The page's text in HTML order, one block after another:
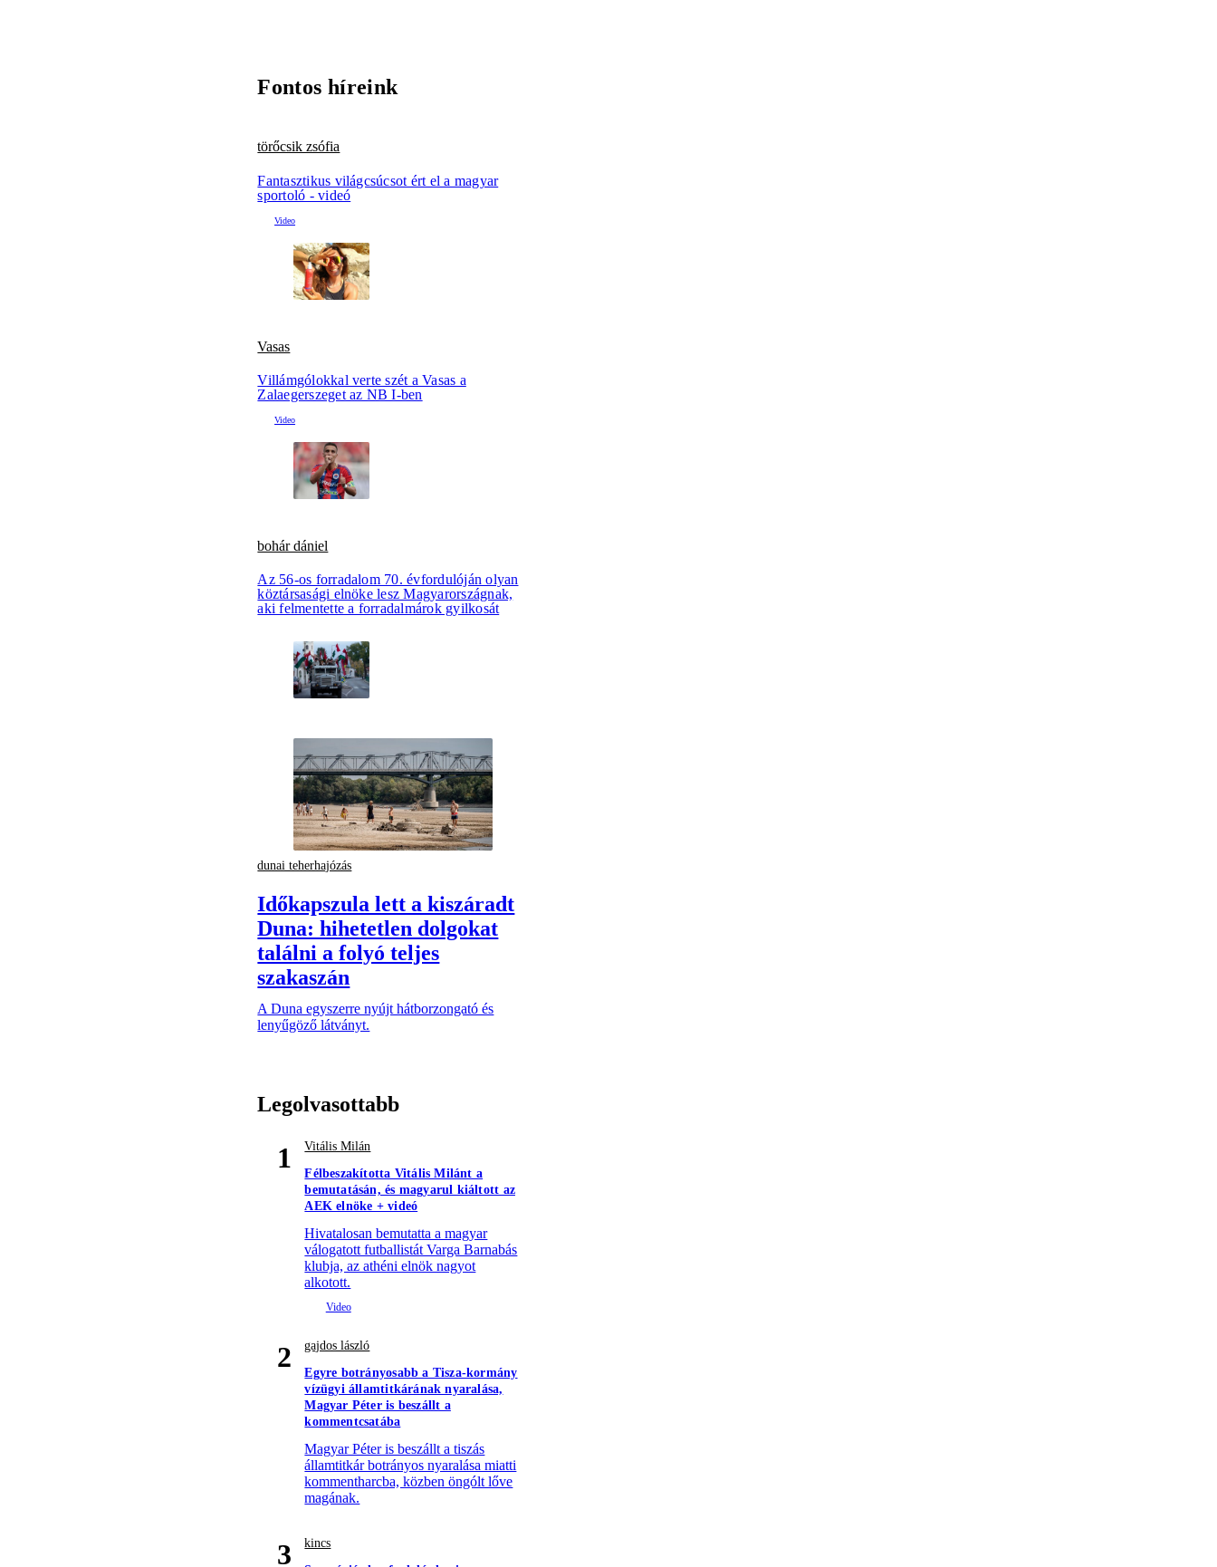
Fontos híreink
törőcsik zsófia
Fantasztikus világcsúcsot ért el a magyar
sportoló - videó
Vasas
Villámgólokkal verte szét a Vasas a
Zalaegerszeget az NB I-ben
bohár dániel
Az 56-os forradalom 70. évfordulóján olyan
köztársasági elnöke lesz Magyarországnak,
aki felmentette a forradalmárok gyilkosát
dunai teherhajózás
Időkapszula lett a kiszáradt
Duna: hihetetlen dolgokat
találni a folyó teljes
szakaszán
A Duna egyszerre nyújt hátborzongató és
lenyűgöző látványt.
Legolvasottabb
1
Vitális Milán
Félbeszakította Vitális Milánt a
bemutatásán, és magyarul kiáltott az
AEK elnöke + videó
Hivatalosan bemutatta a magyar
válogatott futballistát Varga Barnabás
klubja, az athéni elnök nagyot
alkotott.
2
gajdos lászló
Egyre botrányosabb a Tisza-kormány
vízügyi államtitkárának nyaralása,
Magyar Péter is beszállt a
kommentcsatába
Magyar Péter is beszállt a tiszás
államtitkár botrányos nyaralása miatti
kommentharcba, közben öngólt lőve
magának.
3
kincs